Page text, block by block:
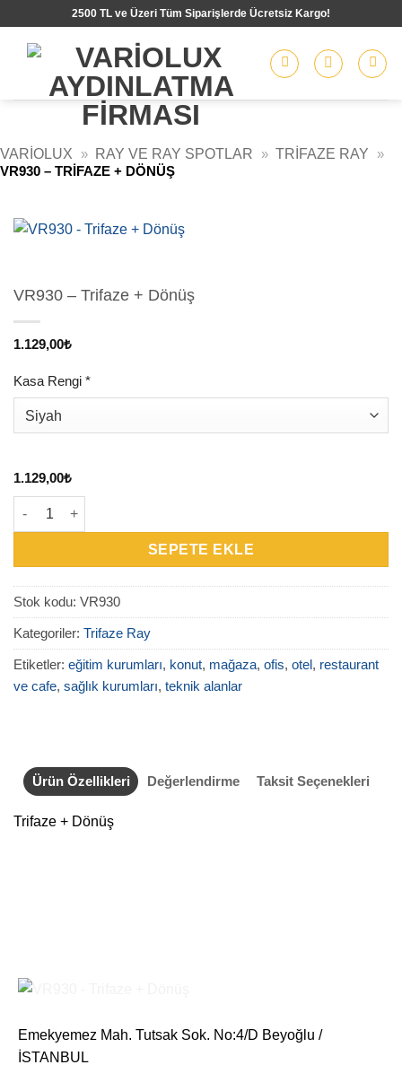
2500 TL ve Üzeri Tüm Siparişlerde Ücretsiz Kargo!
VARIOLUX » RAY VE RAY SPOTLAR » TRIFAZE RAY
»
VR930 – TRIFAZE + DÖNÜŞ
VR930 – Trifaze + Dönüş
1.129,00₺
Kasa Rengi *
1.129,00₺
VR930 - Trifaze + Dönüş adet
SEPETE EKLE
Stok kodu: VR930
Kategoriler: Trifaze Ray
Etiketler: eğitim kurumları, konut, mağaza, ofis, otel, restaurant
ve cafe, sağlık kurumları, teknik alanlar
Ürün Özellikleri Değerlendirme Taksit Seçenekleri
Trifaze + Dönüş
Emekyemez Mah. Tutsak Sok. No:4/D Beyoğlu /
İSTANBUL